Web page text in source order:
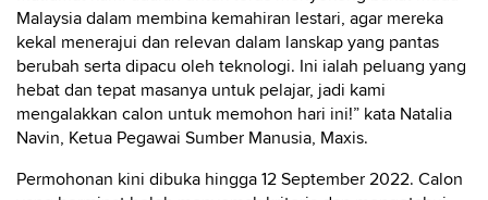
Malaysia dalam membina kemahiran lestari, agar mereka
kekal menerajui dan relevan dalam lanskap yang pantas
berubah serta dipacu oleh teknologi. Ini ialah peluang yang
hebat dan tepat masanya untuk pelajar, jadi kami
mengalakkan calon untuk memohon hari ini!” kata Natalia
Navin, Ketua Pegawai Sumber Manusia, Maxis.
Permohonan kini dibuka hingga 12 September 2022. Calon